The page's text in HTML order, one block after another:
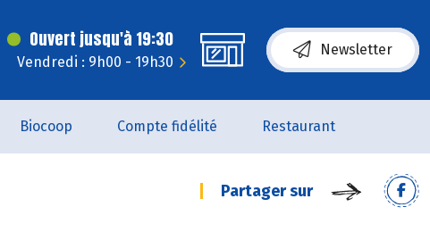
Ouvert jusqu'à 19:30
Vendredi : 9h00 - 19h30
Newsletter
Biocoop Compte fidélité Restaurant
Partager sur